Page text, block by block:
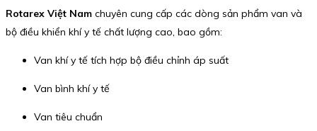
Rotarex Việt Nam chuyên cung cấp các dòng sản phẩm van và
bộ điều khiển khí y tế chất lượng cao, bao gồm:
Van khí y tế tích hợp bộ điều chỉnh áp suất
Van bình khí y tế
Van tiêu chuẩn